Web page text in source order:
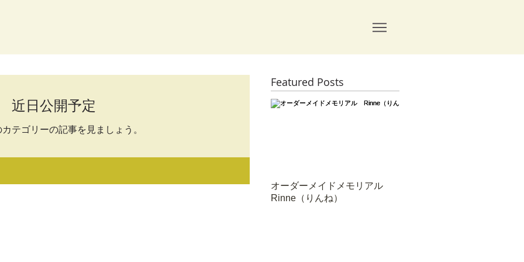
近日公開予定
テゴリーの記事を見ましょう。
Featured Posts
オーダーメイドメモリアル
Rinne（りんね）